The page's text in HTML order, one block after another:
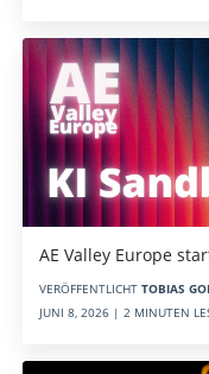
AE Valley Europe
VERÖFFENTLICHT TOBIAS
JUNI 8, 2026 | 2 MINUTEN